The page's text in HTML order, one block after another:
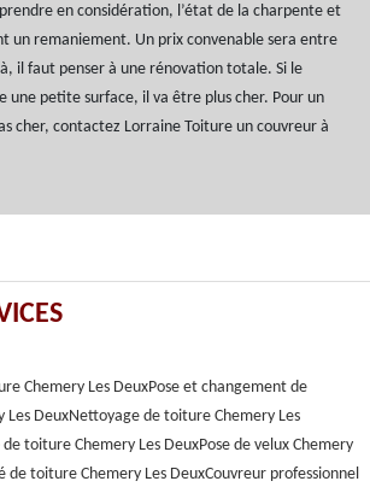
en considération, l’état de la charpente et
un remaniement. Un prix convenable sera entre
il faut penser à une rénovation totale. Si le
une petite surface, il va être plus cher. Pour un
cher, contactez Lorraine Toiture un couvreur à
Chemery Les DeuxPose et changement de
Les DeuxNettoyage de toiture Chemery Les
toiture Chemery Les DeuxPose de velux Chemery
de toiture Chemery Les DeuxCouvreur professionnel